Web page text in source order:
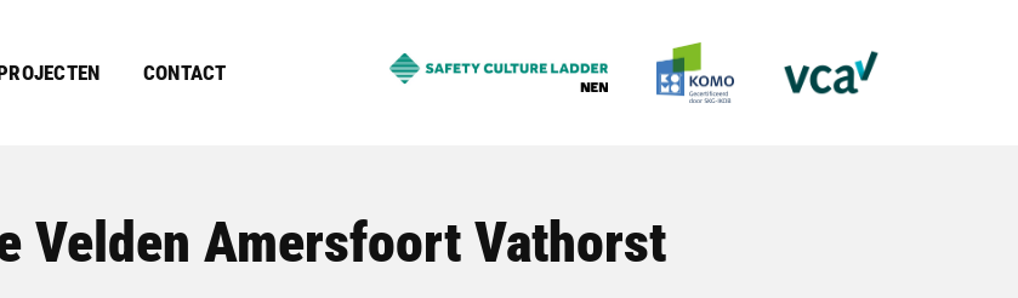
CONTACT
Velden Amersfoort Vathorst